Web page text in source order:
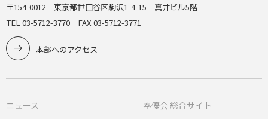
〒154-0012 東京都世田谷区駒沢1-4-15 真井ビル5階
TEL 03-5712-3770 FAX 03-5712-3771
本部へのアクセス
ニュース 奉優会 総合サイト